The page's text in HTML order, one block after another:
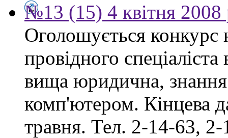
№13 (15) 4 квітня 2008
Оголошується конкурс
провідного
вища юридична,
комп'ютером. Кінцева
травня. Тел. 2-14-63,